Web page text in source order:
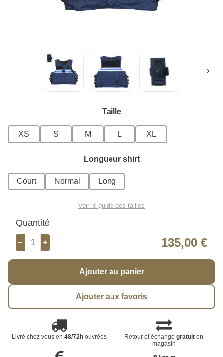
Taille
XS S M L XL
Longueur shirt
Court Normal Long
Voir le guide des tailles
Quantité
135,00 €
Ajouter au panier
Ajouter aux favoris
Livré chez vous en 48/72houvrées Retour et échangegratuit en
magasin